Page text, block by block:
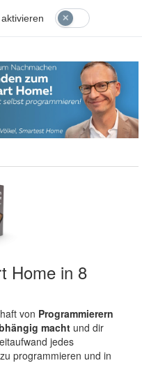
Home in 8
von Programmierern
macht und dir
jedes
programmieren und in